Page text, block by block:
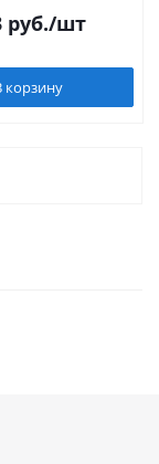
руб./шт
корзину